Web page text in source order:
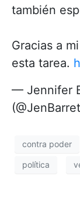
también
Gracias a
esta tarea.
— Jennifer
contra poder
política